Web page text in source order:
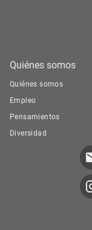
Quiénes somos
Quiénes somos
Empleo
Pensamientos
Diversidad